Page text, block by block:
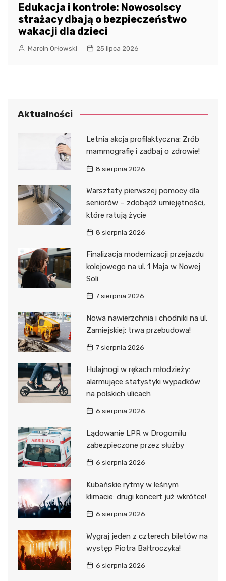
Edukacja i kontrole: Nowosolscy
strażacy dbają o bezpieczeństwo
wakacji dla dzieci
Marcin Orłowski 25 lipca 2026
Aktualności
Letnia akcja profilaktyczna: Zrób
mammografię i zadbaj o zdrowie!
8 sierpnia 2026
Warsztaty pierwszej pomocy dla
seniorów – zdobądź umiejętności,
które ratują życie
8 sierpnia 2026
Finalizacja modernizacji przejazdu
kolejowego na ul. 1 Maja w Nowej
Soli
7 sierpnia 2026
Nowa nawierzchnia i chodniki na ul.
Zamiejskiej: trwa przebudowa!
7 sierpnia 2026
Hulajnogi w rękach młodzieży:
alarmujące statystyki wypadków
na polskich ulicach
6 sierpnia 2026
Lądowanie LPR w Drogomilu
zabezpieczone przez służby
6 sierpnia 2026
Kubańskie rytmy w leśnym
klimacie: drugi koncert już wkrótce!
6 sierpnia 2026
Wygraj jeden z czterech biletów na
występ Piotra Bałtroczyka!
6 sierpnia 2026